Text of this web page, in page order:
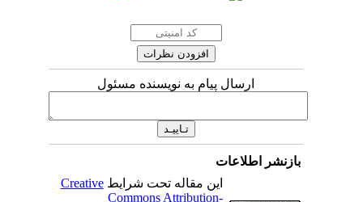
ارسال پیام به نویسنده مسئول
بازنشر اطلاعات
این مقاله تحت شرایطCreative
Commons Attribution-